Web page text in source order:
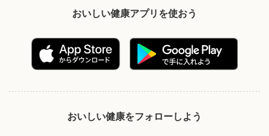
おいしい健康アプリを使おう
おいしい健康をフォローしよう